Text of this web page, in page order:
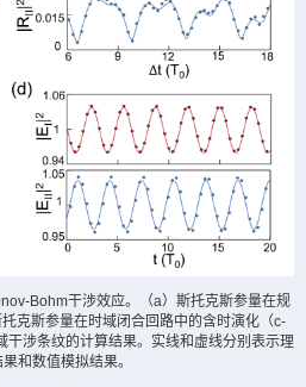
Bohm干涉效应。（a）斯托克斯参量在规
克斯参量在时域闭合回路中的含时演化（c-
干涉条纹的计算结果。实线和虚线分别表示理
和数值模拟结果。